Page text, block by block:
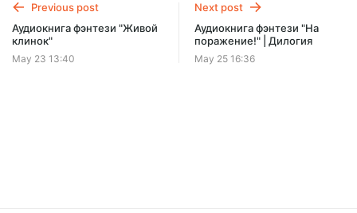
Previous post
Аудиокнига фэнтези "Живой
клинок"
May 23 13:40
Next post
Аудиокнига фэнтези "На
поражение!" | Дилогия
May 25 16:36